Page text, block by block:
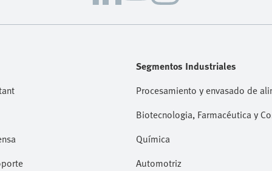
Segmentos Industriales
Procesamiento y envasado de
Biotecnologia, Farmacéutica y
Química
Automotriz